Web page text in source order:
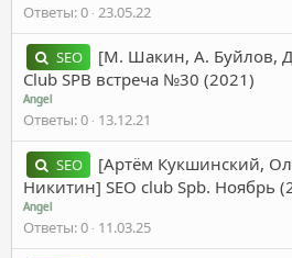
Ответы 0 23.05.22
SEO
[М. Шакин, А. Буйлов,
Club SPB встреча №30 (2021)
Angel
Ответы 0 13.12.21
SEO
[Артём Кукшинский,
Никитин] SEO club Spb. Ноябрь
Angel
Ответы 0 11.03.25